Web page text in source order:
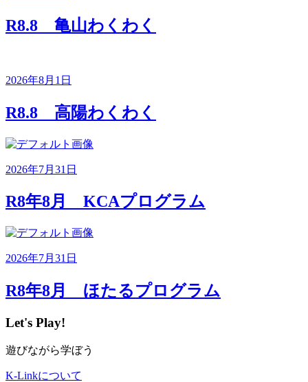
R8.8 亀山わくわく
2026年8月1日
R8.8 高陽わくわく
2026年7月31日
R8年8月 KCAプログラム
2026年7月31日
R8年8月 ほたるプログラム
Let's Play!
遊びながら学ぼう
K-Linkについて